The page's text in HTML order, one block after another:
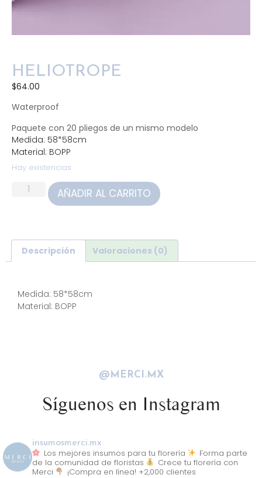
HELIOTROPE
$64.00
Waterproof
Paquete con 20 pliegos de un mismo modelo
Medida: 58*58cm
Material: BOPP
Hay existencias
AÑADIR AL CARRITO
Descripción Valoraciones (0)
Medida: 58*58cm
Material: BOPP
@MERCI.MX
Síguenos en Instagram
insumosmerci.mx
Los mejores insumos para tu florería
Forma parte
de la comunidad de floristas
Crece tu florería con
Merci
¡Compra en línea! +2,000 clientes